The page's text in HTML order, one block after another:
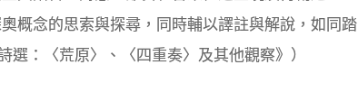
概念的思索與探尋，同時輔以譯註與解說，如同踏
：〈荒原〉、〈四重奏〉及其他觀察》）